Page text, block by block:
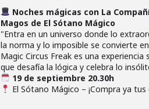
Noches mágicas con La
Magos de El Sótano Mágico
"Entra en un universo donde lo
la norma y lo imposible se convierte
Magic Circus Freak es una experiencia
que desafía la lógica y celebra lo
19 de septiembre 20.30h
El Sótano Mágico – ¡Compra ya tus